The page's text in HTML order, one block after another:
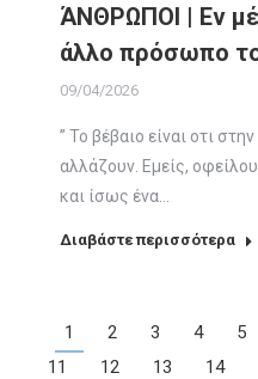
ΆΝΘΡΩΠΟΙ | Εν
άλλο πρόσωπο
09/04/2026
” Το βέβαιο είναι οτι
αλλάζουν. Εμείς,
και ίσως ένα…
Διαβάστε περισσότερα
1 2 3 4 5
11
12 13 14